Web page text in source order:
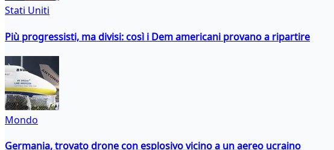
Stati Uniti
Più progressisti, ma divisi: così i Dem americani provano a ripartire
Mondo
Germania, trovato drone con esplosivo vicino a un aereo ucraino